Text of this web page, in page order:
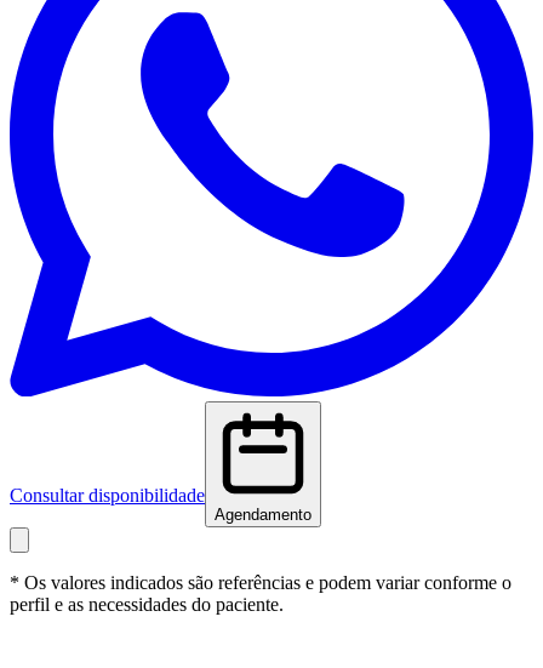
Consultar disponibilidade
Agendamento
* Os valores indicados são referências e podem variar conforme o
perfil e as necessidades do paciente.